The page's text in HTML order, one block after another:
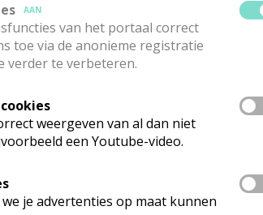
k.cocquyt@parochie-ass-eve-zel.be
AAN
van het portaal correct
toe via de anonieme registratie
verder te verbeteren.
weergeven van al dan niet
een Youtube-video.
je advertenties op maat kunnen